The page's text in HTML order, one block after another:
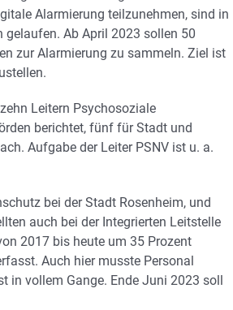
Alarmierung teilzunehmen, sind in
gelaufen. Ab April 2023 sollen 50
zur Alarmierung zu sammeln. Ziel ist
Leitern Psychosoziale
berichtet, fünf für Stadt und
Aufgabe der Leiter PSNV ist u. a.
bei der Stadt Rosenheim, und
auch bei der Integrierten Leitstelle
2017 bis heute um 35 Prozent
Auch hier musste Personal
vollem Gange. Ende Juni 2023 soll